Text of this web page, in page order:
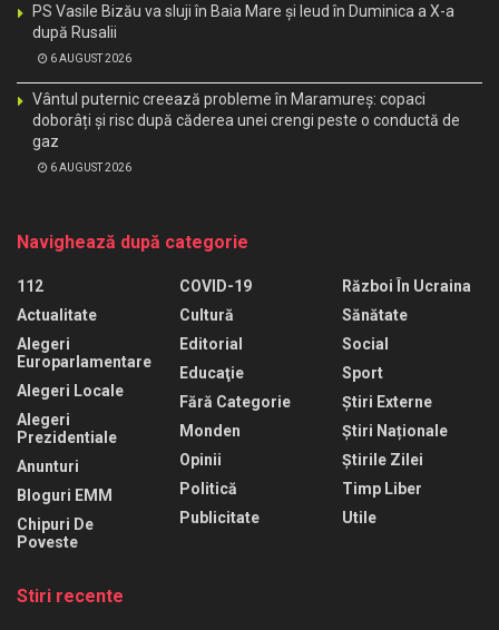
PS Vasile Bizău va sluji în Baia Mare și Ieud în Duminica a X-a
după Rusalii
6 AUGUST 2026
Vântul puternic creează probleme în Maramureș: copaci
doborâți și risc după căderea unei crengi peste o conductă de
gaz
6 AUGUST 2026
Navighează după categorie
112
Actualitate
Alegeri
Europarlamentare
Alegeri Locale
Alegeri
Prezidentiale
Anunturi
Bloguri EMM
Chipuri De
Poveste
COVID-19
Cultură
Editorial
Educaţie
Fără Categorie
Monden
Opinii
Politică
Publicitate
Război În Ucraina
Sănătate
Social
Sport
Știri Externe
Știri Naționale
Știrile Zilei
Timp Liber
Utile
Stiri recente